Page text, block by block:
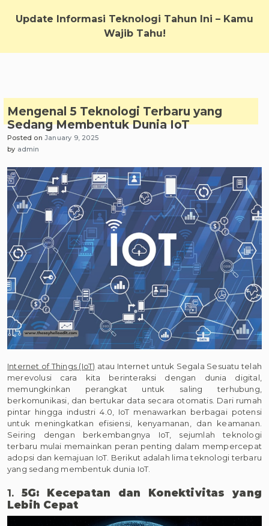
Update Informasi Teknologi Tahun Ini – Kamu
Wajib Tahu!
Mengenal 5 Teknologi Terbaru yang
Sedang Membentuk Dunia IoT
Posted onJanuary 9, 2025
by admin
Internet of Things (IoT) atau Internet untuk Segala Sesuatu telah
merevolusi cara kita berinteraksi dengan dunia digital,
memungkinkan perangkat untuk saling terhubung,
berkomunikasi, dan bertukar data secara otomatis. Dari rumah
pintar hingga industri 4.0, IoT menawarkan berbagai potensi
untuk meningkatkan efisiensi, kenyamanan, dan keamanan.
Seiring dengan berkembangnya IoT, sejumlah teknologi
terbaru mulai memainkan peran penting dalam mempercepat
adopsi dan kemajuan IoT. Berikut adalah lima teknologi terbaru
yang sedang membentuk dunia IoT.
1.5G: Kecepatan dan Konektivitas yang
Lebih Cepat